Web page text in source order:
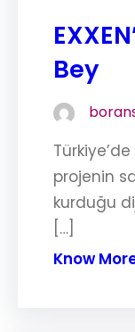
Bey
projenin
kurduğu
[…]
Know